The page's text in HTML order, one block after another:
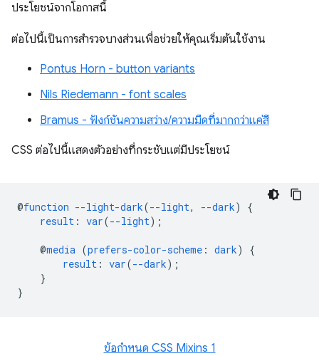
ประโยชน์จากโอกาสนี้
ต่อไปนี้เป็นการสํารวจบางส่วนเพื่อช่วยให้คุณเริ่มต้นใช้งาน
Pontus Horn - button variants
Nils Riedemann - font scales
Bramus - ฟังก์ชันความสว่าง/ความมืดที่มากกว่าแค่สี
CSS ต่อไปนี้แสดงตัวอย่างที่กระชับแต่มีประโยชน์
@function --light-dark(--light, --dark)
{
result : var(--light);
@media (prefers-color-scheme : dark)
{
result : var(--dark);
}
}
ข้อกำหนด CSS Mixins 1